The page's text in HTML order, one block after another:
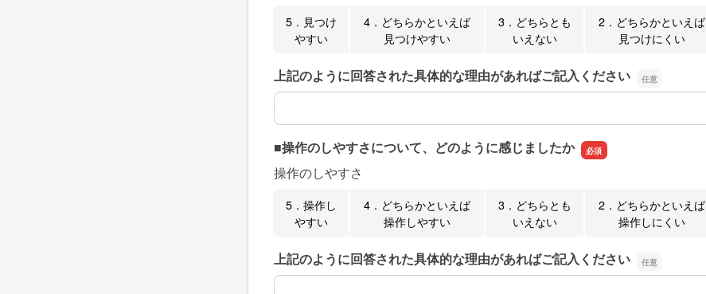
5．見つけ
やすい
4．どちらかといえば
見つけやすい
3．どちらとも
いえない
2．どちらかといえば
見つけにくい
上記のように回答された具体的な理由があればご記入ください
上記のように回答された具体的な理由があればご記入ください
■操作のしやすさについて、どのように感じましたか
操作のしやすさ
5．操作し
やすい
4．どちらかといえば
操作しやすい
3．どちらとも
いえない
2．どちらかといえば
操作しにくい
上記のように回答された具体的な理由があればご記入ください
上記のように回答された具体的な理由があればご記入ください